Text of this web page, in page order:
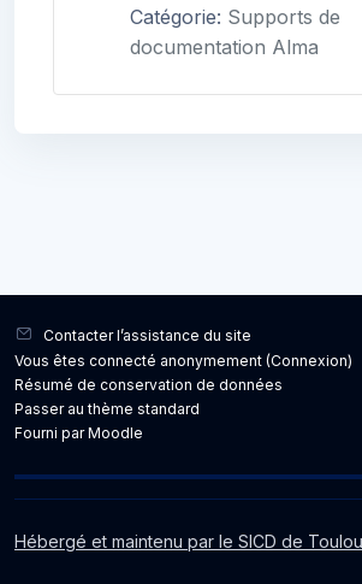
Catégorie: Supports de
documentation Alma
Contacter l’assistance du site
Vous êtes connecté anonymement (Connexion)
Résumé de conservation de données
Passer au thème standard
Fourni parMoodle
Hébergé et maintenu par le SICD de